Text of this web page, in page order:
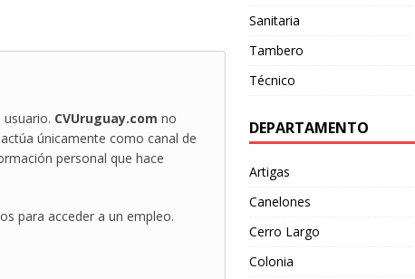
CVUruguay.com no
únicamente como canal de
personal que hace
para acceder a un empleo.
Sanitaria
Tambero
Técnico
DEPARTAMENTO
Artigas
Canelones
Cerro Largo
Colonia